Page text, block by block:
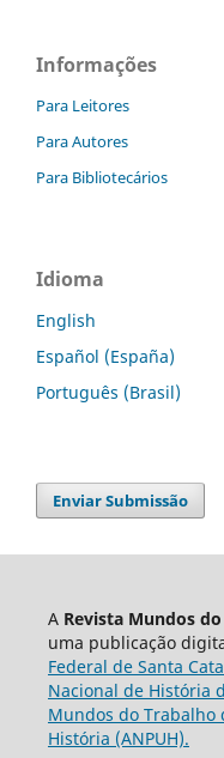
Informações
Para Leitores
Para Autores
Para Bibliotecários
Idioma
English
Español (España)
Português (Brasil)
Enviar Submissão
A Revista Mundos
uma publicação
Federal de Santa
Nacional de História
Mundos do Trabalho
História (ANPUH).